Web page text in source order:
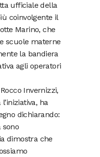
ufficiale della
coinvolgente il
Marino, che
scuole materne
la bandiera
agli operatori
Invernizzi,
ha
dichiarando:
sono
dimostra che